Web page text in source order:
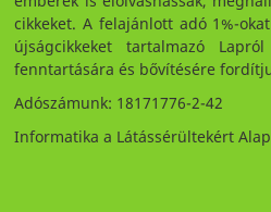
cikkeket. A felajánlott adó 1%-
újságcikkeket tartalmazó
fenntartására és bővítésére
Adószámunk: 18171776-2-42
Informatika a Látássérültekért